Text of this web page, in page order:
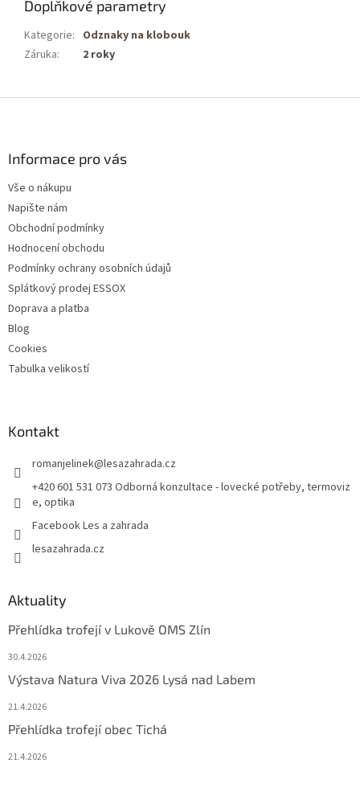
Doplňkové parametry
Kategorie: Odznaky na klobouk
Záruka: 2 roky
Informace pro vás
Vše o nákupu
Napište nám
Obchodní podmínky
Hodnocení obchodu
Podmínky ochrany osobních údajů
Splátkový prodej ESSOX
Doprava a platba
Blog
Cookies
Tabulka velikostí
Kontakt
romanjelinek@lesazahrada.cz
+420 601 531 073 Odborná konzultace - lovecké potřeby, termoviz
e, optika
Facebook Les a zahrada
lesazahrada.cz
Aktuality
Přehlídka trofejí v Lukově OMS Zlín
30.4.2026
Výstava Natura Viva 2026 Lysá nad Labem
21.4.2026
Přehlídka trofejí obec Tichá
21.4.2026